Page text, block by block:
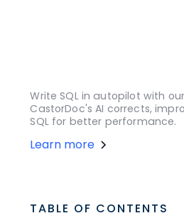
Write SQL in autopilot with
CastorDoc's AI corrects,
SQL for better performance.
Learn more
TABLE OF CONTENTS